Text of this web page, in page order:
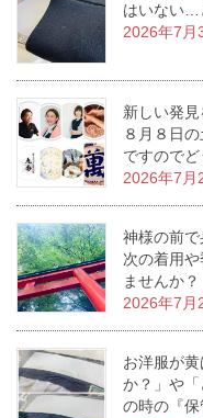
はいない…
2026年7月
新しい発
８月８日
ですので
2026年7月
神様の前
次の着用
ませんか？
2026年7月
お洋服が
か？」や
の時の『